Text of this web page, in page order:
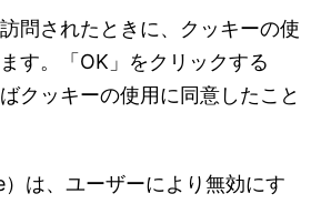
問されたときに、クッキーの使
す。「OK」をクリックする
クッキーの使用に同意したこと
は、ユーザーにより無効にす